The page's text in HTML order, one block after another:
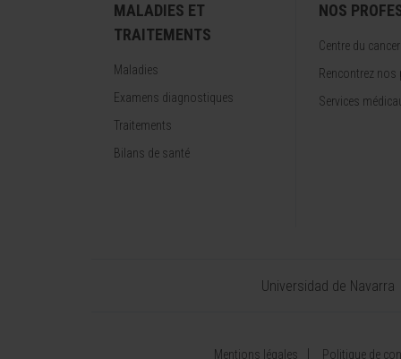
MALADIES ET
TRAITEMENTS
Maladies
Examens diagnostiques
Traitements
Bilans de santé
NOS
Centre du cancer
Rencontrez
Services
Universidad de Navarra
Mentions légales Politique de